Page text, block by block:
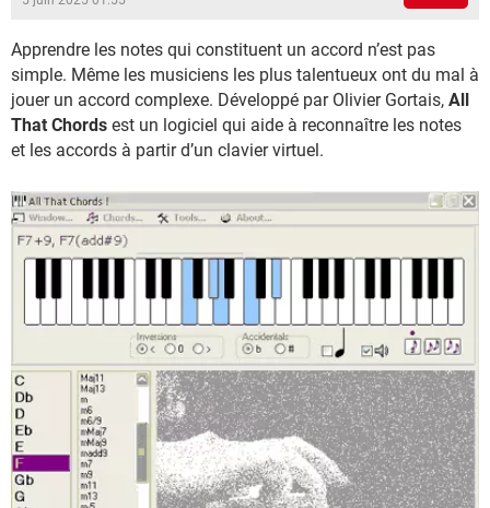
Apprendre les notes qui constituent un accord n’est pas
simple. Même les musiciens les plus talentueux ont du mal à
jouer un accord complexe. Développé par Olivier Gortais, All
That Chords est un logiciel qui aide à reconnaître les notes
et les accords à partir d’un clavier virtuel.